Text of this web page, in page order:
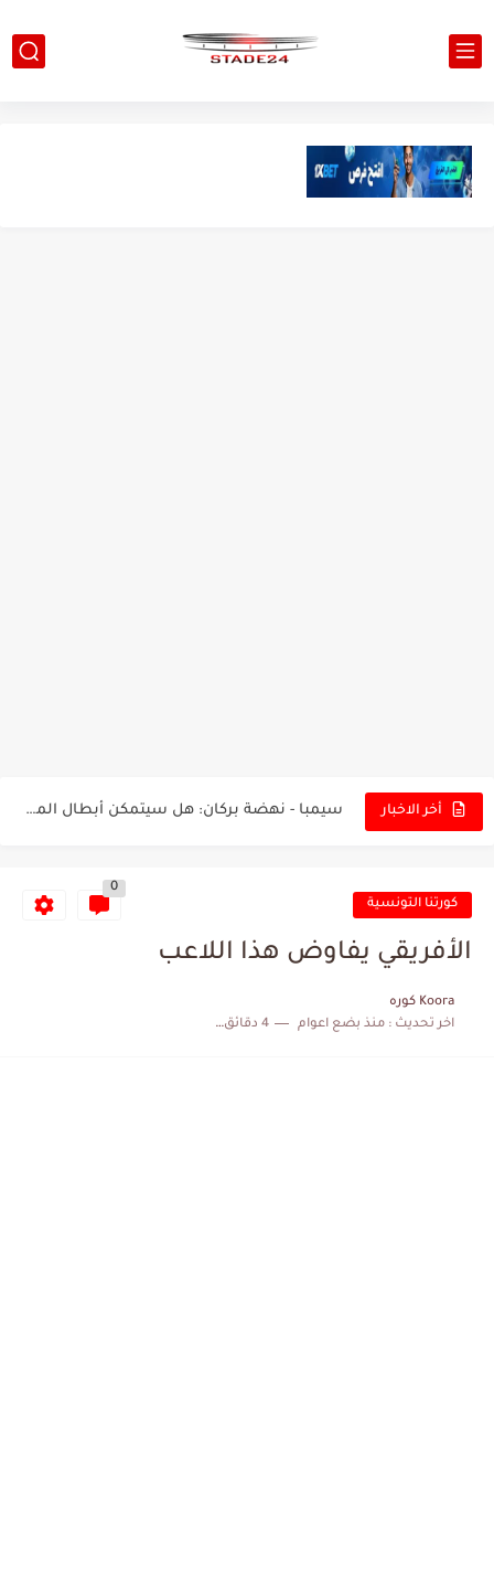
أخر الاخبار سيمبا - نهضة بركان: هل سيتمكن أبطال المغرب من الحفاظ...
البرنامج الكامل لنهائي البطولة بين الاتحاد المنستيري والنادي الإفريقي كورتنا التونسية
0
الأفريقي يفاوض هذا اللاعب
Koora كوره
اخر تحديث :منذ بضع اعوام 4 دقائق للقراءة